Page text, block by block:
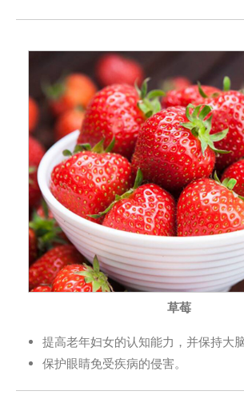
草莓
提高老年妇女的认知能力，并保持大脑
保护眼睛免受疾病的侵害。